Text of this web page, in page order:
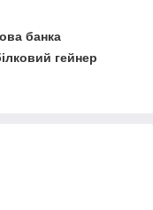
банка
гейнер